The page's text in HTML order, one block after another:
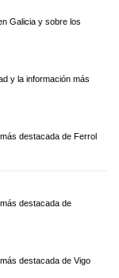
Galicia y sobre los
y la información más
destacada de Ferrol
destacada de
destacada de Vigo